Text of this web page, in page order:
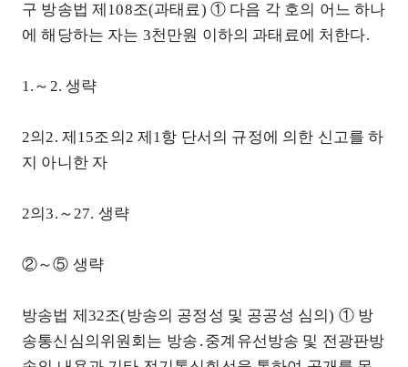
구 방송법 제108조(과태료) ① 다음 각 호의 어느 하나
에 해당하는 자는 3천만원 이하의 과태료에 처한다.
1.～2. 생략
2의2. 제15조의2 제1항 단서의 규정에 의한 신고를 하
지 아니한 자
2의3.～27. 생략
②～⑤ 생략
방송법 제32조(방송의 공정성 및 공공성 심의) ① 방
송통신심의위원회는 방송․중계유선방송 및 전광판방